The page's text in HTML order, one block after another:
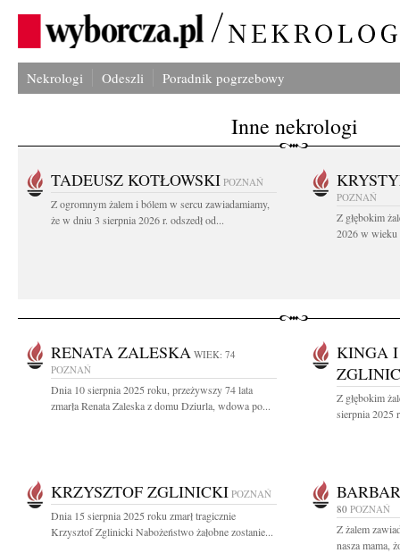
Nekrologi Odeszli Poradnik pogrzebowy
Inne nekrologi
TADEUSZ KOTŁOWSKI POZNAŃ
Z ogromnym żalem i bólem w sercu zawiadamiamy,
że w dniu 3 sierpnia 2026 r. odszedł od...
POZNAŃ
Z głębokim
2026 w wieku
RENATA ZALESKA WIEK: 74
POZNAŃ
Dnia 10 sierpnia 2025 roku, przeżywszy 74 lata
zmarła Renata Zaleska z domu Dziurla, wdowa po...
KINGA
Z głębokim
sierpnia 2025
KRZYSZTOF ZGLINICKI POZNAŃ
Dnia 15 sierpnia 2025 roku zmarł tragicznie
Krzysztof Zglinicki Nabożeństwo żałobne zostanie...
80 POZNAŃ
Z żalem
nasza mama,